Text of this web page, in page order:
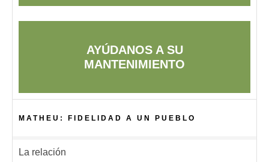
AYÚDANOS A SU
MANTENIMIENTO
MATHEU: FIDELIDAD A UN PUEBLO
La relación